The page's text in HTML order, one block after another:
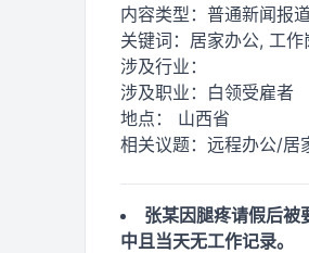
内容类型： 普通新闻报
关键词： 居家办公, 工
涉及行业：
涉及职业： 白领受雇者
地点： 山西省
相关议题： 远程办公/居
张某因腿疼请假后被
中且当天无工作记录。